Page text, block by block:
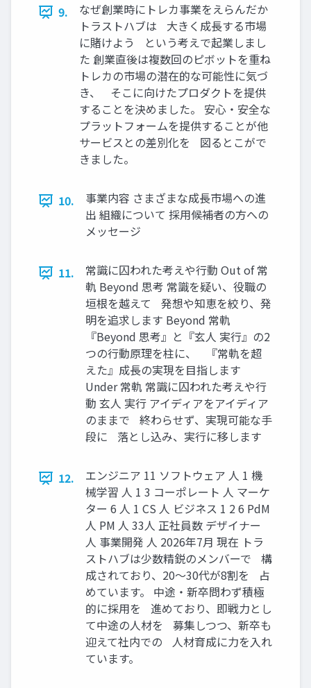
9.
なぜ創業時にトレカ事業をえらんだか
トラストハブは 大きく成長する市場
に賭けよう という考えで起業しまし
た 創業直後は複数回のピボットを重ね
トレカの市場の潜在的な可能性に気づ
き、 そこに向けたプロダクトを提供
することを決めました。 安心・安全な
プラットフォームを提供することが他
サービスとの差別化を 図るとこがで
きました。
10.
事業内容 さまざまな成長市場への進
出 組織について 採用候補者の方への
メッセージ
11.
常識に囚われた考えや行動 Out of 常
軌 Beyond 思考 常識を疑い、役職の
垣根を越えて 発想や知恵を絞り、発
明を追求します Beyond 常軌
『Beyond 思考』と『玄人 実行』の2
つの行動原理を柱に、 『常軌を超
えた』成長の実現を目指します
Under 常軌 常識に囚われた考えや行
動 玄人 実行 アイディアをアイディア
のままで 終わらせず、実現可能な手
段に 落とし込み、実行に移します
12.
エンジニア 11 ソフトウェア 人 1 機
械学習 人 1 3 コーポレート 人 マーケ
ター 6 人 1 CS 人 ビジネス 1 2 6 PdM
人 PM 人 33人 正社員数 デザイナー
人 事業開発 人 2026年7月 現在 トラ
ストハブは少数精鋭のメンバーで 構
成されており、20〜30代が8割を 占
めています。 中途・新卒問わず積極
的に採用を 進めており、即戦力とし
て中途の人材を 募集しつつ、新卒も
迎えて社内での 人材育成に力を入れ
ています。